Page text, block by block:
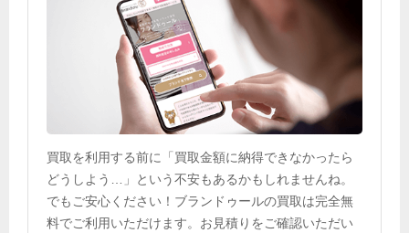
買取を利用する前に「買取金額に納得できなかったら
どうしよう…」という不安もあるかもしれませんね。
でもご安心ください！ブランドゥールの買取は完全無
料でご利用いただけます。お見積りをご確認いただい